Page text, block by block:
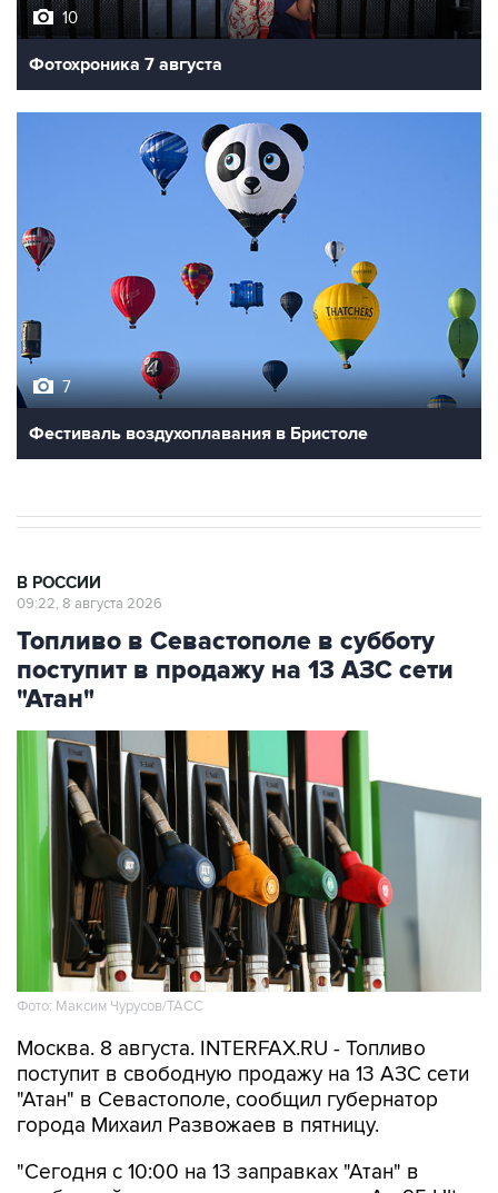
10
Фотохроника 7 августа
7
Фестиваль воздухоплавания в Бристоле
В РОССИИ
09:22, 8 августа 2026
Топливо в Севастополе в субботу
поступит в продажу на 13 АЗС сети
"Атан"
Фото: Максим Чурусов/ТАСС
Москва. 8 августа. INTERFAX.RU - Топливо
поступит в свободную продажу на 13 АЗС сети
"Атан" в Севастополе, сообщил губернатор
города Михаил Развожаев в пятницу.
"Сегодня с 10:00 на 13 заправках "Атан" в